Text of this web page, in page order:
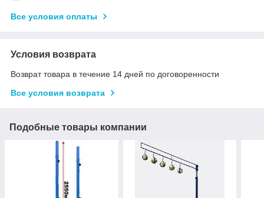
Все условия оплаты
Условия возврата
Возврат товара в течение 14 дней по договоренности
Все условия возврата
Подобные товары компании